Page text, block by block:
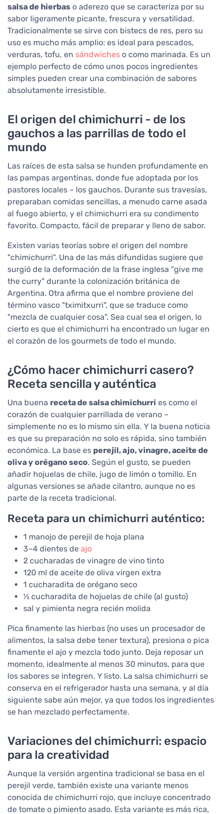
salsa de hierbas o aderezo que se caracteriza por su
sabor ligeramente picante, frescura y versatilidad.
Tradicionalmente se sirve con bistecs de res, pero su
uso es mucho más amplio: es ideal para pescados,
verduras, tofu, en sándwiches o como marinada. Es un
ejemplo perfecto de cómo unos pocos ingredientes
simples pueden crear una combinación de sabores
absolutamente irresistible.
El origen del chimichurri - de los
gauchos a las parrillas de todo el
mundo
Las raíces de esta salsa se hunden profundamente en
las pampas argentinas, donde fue adoptada por los
pastores locales – los gauchos. Durante sus travesías,
preparaban comidas sencillas, a menudo carne asada
al fuego abierto, y el chimichurri era su condimento
favorito. Compacto, fácil de preparar y lleno de sabor.
Existen varias teorías sobre el origen del nombre
"chimichurri". Una de las más difundidas sugiere que
surgió de la deformación de la frase inglesa "give me
the curry" durante la colonización británica de
Argentina. Otra afirma que el nombre proviene del
término vasco "tximitxurri", que se traduce como
"mezcla de cualquier cosa". Sea cual sea el origen, lo
cierto es que el chimichurri ha encontrado un lugar en
el corazón de los gourmets de todo el mundo.
¿Cómo hacer chimichurri casero?
Receta sencilla y auténtica
Una buena receta de salsa chimichurri es como el
corazón de cualquier parrillada de verano –
simplemente no es lo mismo sin ella. Y la buena noticia
es que su preparación no solo es rápida, sino también
económica. La base es perejil, ajo, vinagre, aceite de
oliva y orégano seco. Según el gusto, se pueden
añadir hojuelas de chile, jugo de limón o tomillo. En
algunas versiones se añade cilantro, aunque no es
parte de la receta tradicional.
Receta para un chimichurri auténtico:
1 manojo de perejil de hoja plana
3–4 dientes de ajo
2 cucharadas de vinagre de vino tinto
120 ml de aceite de oliva virgen extra
1 cucharadita de orégano seco
½ cucharadita de hojuelas de chile (al gusto)
sal y pimienta negra recién molida
Pica finamente las hierbas (no uses un procesador de
alimentos, la salsa debe tener textura), presiona o pica
finamente el ajo y mezcla todo junto. Deja reposar un
momento, idealmente al menos 30 minutos, para que
los sabores se integren. Y listo. La salsa chimichurri se
conserva en el refrigerador hasta una semana, y al día
siguiente sabe aún mejor, ya que todos los ingredientes
se han mezclado perfectamente.
Variaciones del chimichurri: espacio
para la creatividad
Aunque la versión argentina tradicional se basa en el
perejil verde, también existe una variante menos
conocida de chimichurri rojo, que incluye concentrado
de tomate o pimiento asado. Esta variante es más rica,